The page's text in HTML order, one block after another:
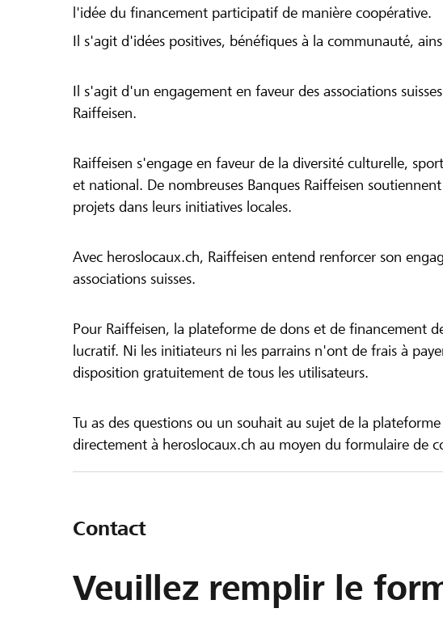
l'idée du financement participatif de manière coopérative.
Il s'agit d'idées positives, bénéfiques à la communauté,
Il s'agit d'un engagement en faveur des associations
Raiffeisen.
Raiffeisen s'engage en faveur de la diversité culturelle,
et national. De nombreuses Banques Raiffeisen
projets dans leurs initiatives locales.
Avec heroslocaux.ch, Raiffeisen entend renforcer son
associations suisses.
Pour Raiffeisen, la plateforme de dons et de financement
lucratif. Ni les initiateurs ni les parrains n'ont de frais à
disposition gratuitement de tous les utilisateurs.
Tu as des questions ou un souhait au sujet de la
directement à heroslocaux.ch au moyen du formulaire de
Contact
Veuillez remplir le